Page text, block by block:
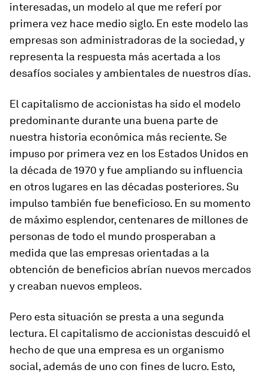
interesadas, un modelo al que me referí por
primera vez hace medio siglo. En este modelo las
empresas son administradoras de la sociedad, y
representa la respuesta más acertada a los
desafíos sociales y ambientales de nuestros días.
El capitalismo de accionistas ha sido el modelo
predominante durante una buena parte de
nuestra historia económica más reciente. Se
impuso por primera vez en los Estados Unidos en
la década de 1970 y fue ampliando su influencia
en otros lugares en las décadas posteriores. Su
impulso también fue beneficioso. En su momento
de máximo esplendor, centenares de millones de
personas de todo el mundo prosperaban a
medida que las empresas orientadas a la
obtención de beneficios abrían nuevos mercados
y creaban nuevos empleos.
Pero esta situación se presta a una segunda
lectura. El capitalismo de accionistas descuidó el
hecho de que una empresa es un organismo
social, además de uno con fines de lucro. Esto,